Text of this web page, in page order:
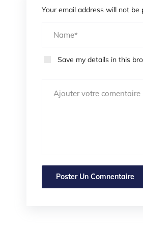
Your email address will not be
Save my details in this